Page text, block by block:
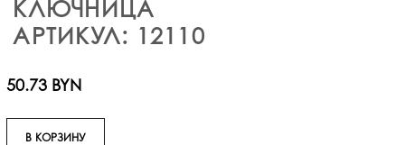
КЛЮЧНИЦА
АРТИКУЛ: 12110
50.73 BYN
В КОРЗИНУ